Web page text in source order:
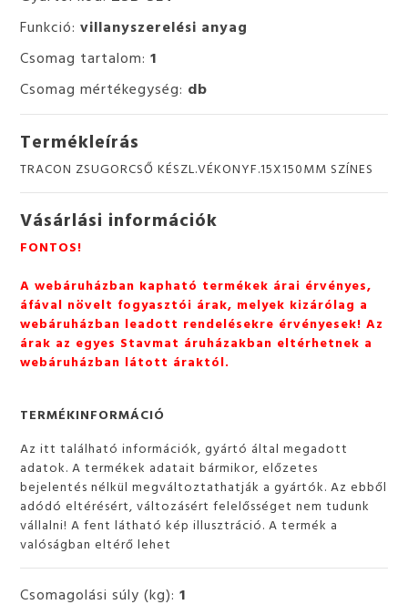
Funkció:villanyszerelési anyag
Csomag tartalom:1
Csomag mértékegység: db
Termékleírás
TRACON ZSUGORCSŐ KÉSZL.VÉKONYF.15X150MM SZÍNES
Vásárlási információk
FONTOS!
A webáruházban kapható termékek árai érvényes,
áfával növelt fogyasztói árak, melyek kizárólag a
webáruházban leadott rendelésekre érvényesek! Az
árak az egyes Stavmat áruházakban eltérhetnek a
webáruházban látott áraktól.
TERMÉKINFORMÁCIÓ
Az itt található információk, gyártó által megadott
adatok. A termékek adatait bármikor, előzetes
bejelentés nélkül megváltoztathatják a gyártók. Az ebből
adódó eltérésért, változásért felelősséget nem tudunk
vállalni! A fent látható kép illusztráció. A termék a
valóságban eltérő lehet
Csomagolási súly (kg):1